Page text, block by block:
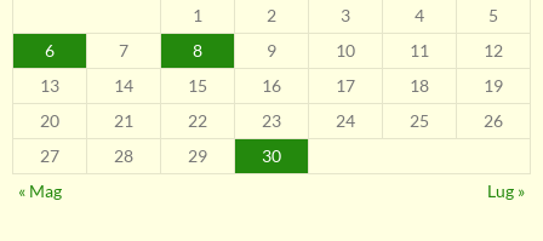
1
2 3 4
5
6
7 8 9 10 11
12
13
14 15 16 17 18
19
20
21 22 23 24 25
26
27
28 29
30
« Mag
Lug »